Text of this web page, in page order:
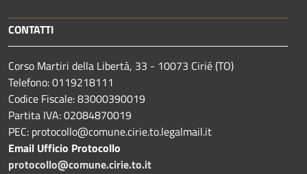
CONTATTI
Corso Martiri della Libertà, 33 - 10073 Cirié (TO)
Telefono: 0119218111
Codice Fiscale: 83000390019
Partita IVA: 02084870019
PEC: protocollo@comune.cirie.to.legalmail.it
Email Ufficio Protocollo
protocollo@comune.cirie.to.it